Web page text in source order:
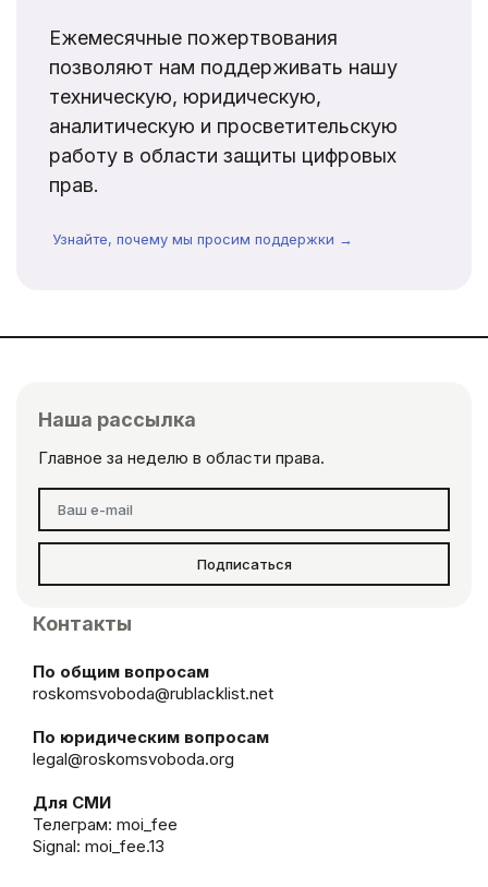
Ежемесячные пожертвования
позволяют нам поддерживать нашу
техническую, юридическую,
аналитическую и просветительскую
работу в области защиты цифровых
прав.
Узнайте, почему мы просим поддержки →
Наша рассылка
Главное за неделю в области права.
Подписаться
Контакты
По общим вопросам
roskomsvoboda@rublacklist.net
По юридическим вопросам
legal@roskomsvoboda.org
Для СМИ
Телеграм: moi_fee
Signal: moi_fee.13